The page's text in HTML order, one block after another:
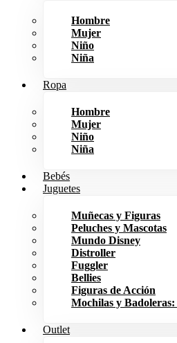
Hombre
Mujer
Niño
Niña
Ropa
Hombre
Mujer
Niño
Niña
Bebés
Juguetes
Muñecas y Figuras
Peluches y Mascotas
Mundo Disney
Distroller
Fuggler
Bellies
Figuras de Acción
Mochilas y
Outlet